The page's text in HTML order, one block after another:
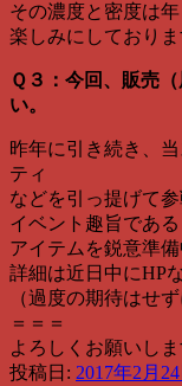
その濃度と密度は
楽しみにしており
Ｑ３：今回、販売
い。
昨年に引き続き、
ティ
などを引っ提げて
イベント趣旨であ
アイテムを鋭意準
詳細は近日中にHP
（過度の期待はせ
＝＝＝
よろしくお願いしま
投稿日: 2017年2月24